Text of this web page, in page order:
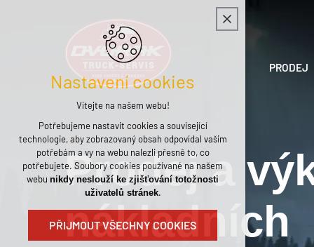
PRODEJ
Prodej a
nákladních
Nastavení cookies
Vítejte na našem webu!
Potřebujeme nastavit cookies a související
technologie, aby zobrazovaný obsah odpovídal vašim
potřebám a vy na webu nalezli přesně to, co
potřebujete. Soubory cookies používané na našem
webu nikdy neslouží ke zjišťování totožnosti
uživatelů stránek.
PŘIJMOUT VŠECHNY COOKIES